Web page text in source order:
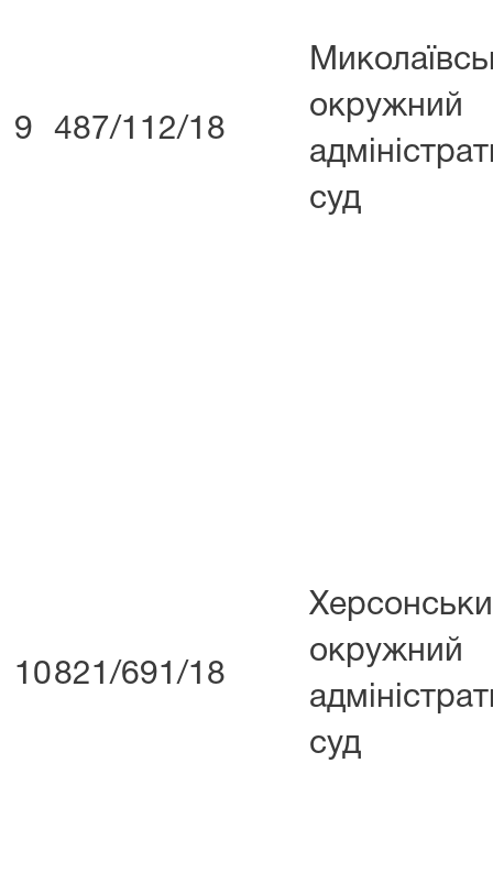
9 487/112/18
окружний
суд
10821/691/18
окружний
суд